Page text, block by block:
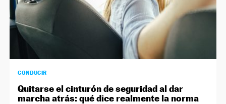
CONDUCIR
Quitarse el cinturón de seguridad al dar
marcha atrás: qué dice realmente la norma